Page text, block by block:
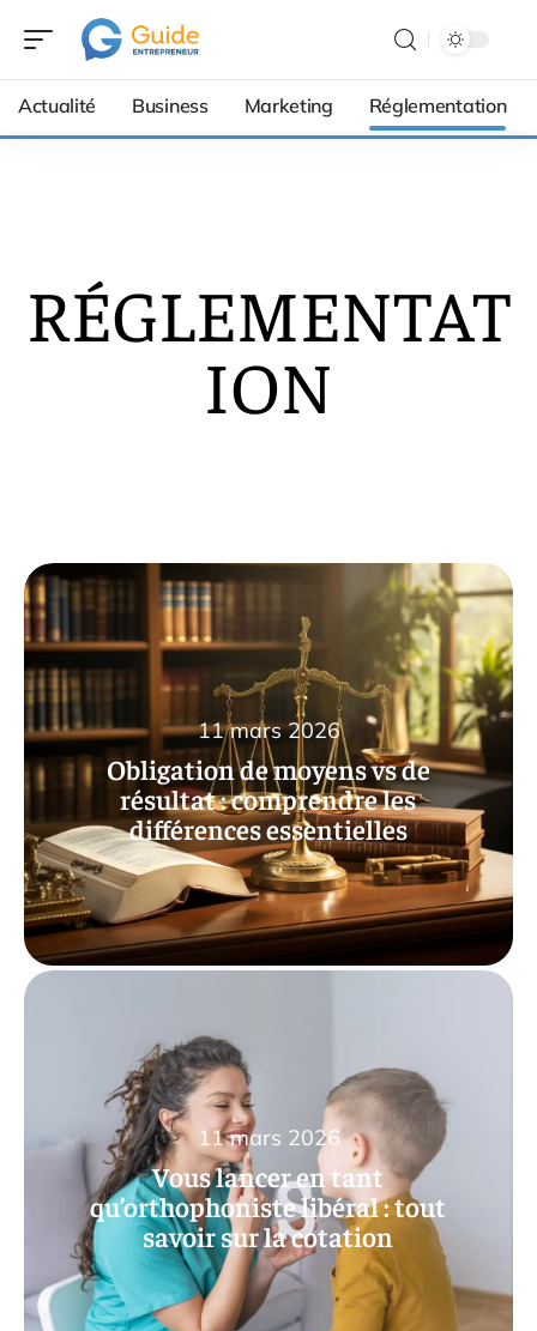
Actualité Business Marketing Réglementation
RÉGLEMENTAT
ION
Obligation de moyens vs de
résultat : comprendre les
différences essentielles
11 mars 2026
Vous lancer en tant
qu’orthophoniste libéral : tout
savoir sur la cotation
11 mars 2026